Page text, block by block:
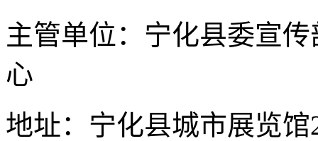
主管单位：宁化县委宣
心
地址：宁化县城市展览馆